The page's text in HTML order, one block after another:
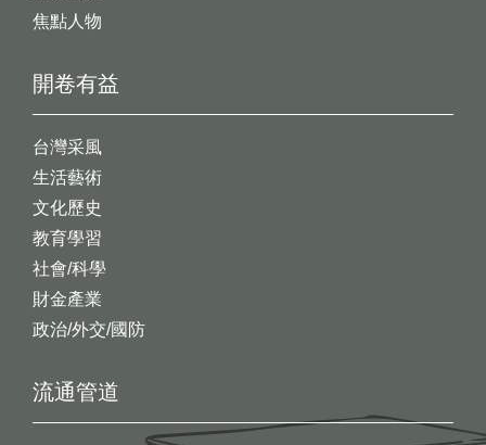
開卷有益
台灣采風
生活藝術
文化歷史
教育學習
社會/科學
財金產業
政治/外交/國防
焦點人物
流通管道